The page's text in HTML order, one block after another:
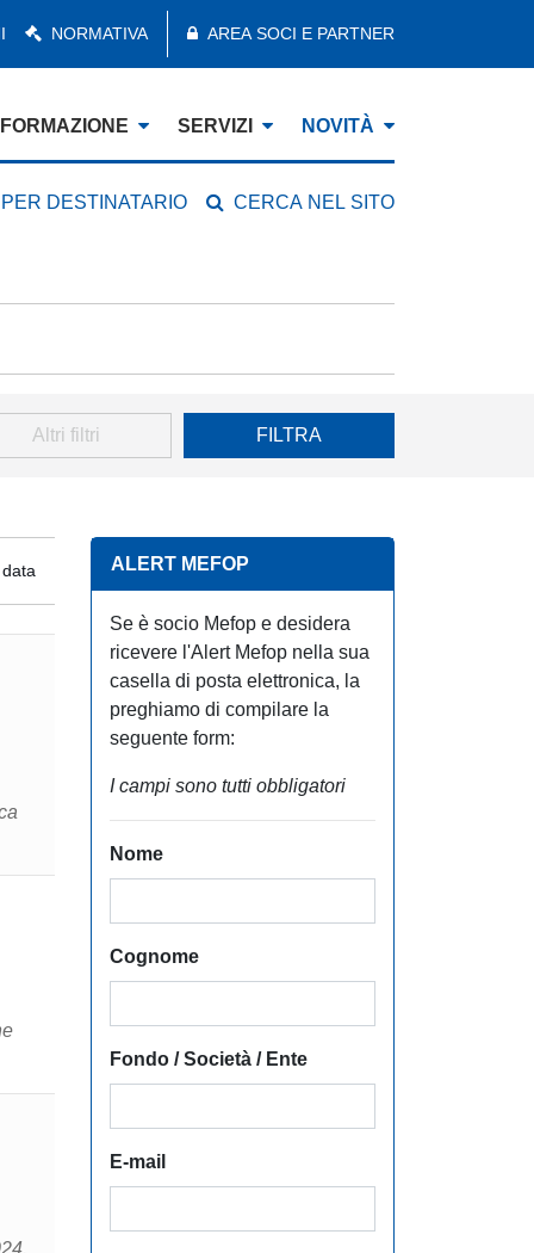
NORMATIVA AREA SOCI E PARTNER
FORMAZIONE SERVIZI NOVITÀ
DESTINATARIO CERCA NEL SITO
Altri filtri FILTRA
ALERT MEFOP
Se è socio Mefop e desidera
ricevere l'Alert Mefop nella sua
casella di posta elettronica, la
preghiamo di compilare la
seguente form:
I campi sono tutti obbligatori
Nome
Cognome
Fondo / Società / Ente
E-mail